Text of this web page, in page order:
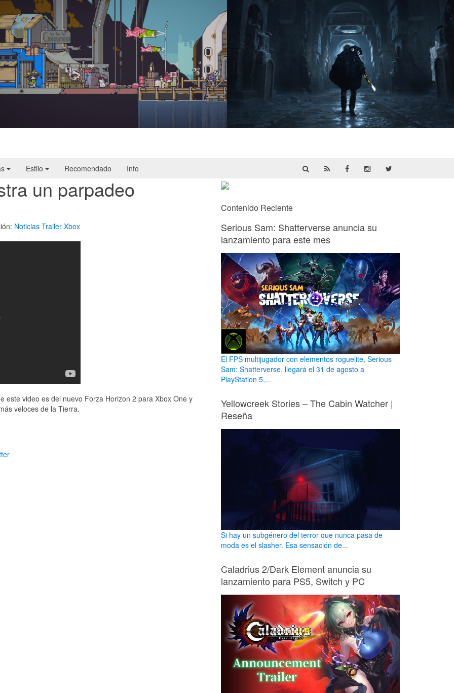
Estilo Recomendado Info
un parpadeo
Noticias Trailer Xbox
este video es del nuevo Forza Horizon 2 para Xbox One y
veloces de la Tierra.
Contenido Reciente
Serious Sam: Shatterverse anuncia su
lanzamiento para este mes
El FPS multijugador con elementos roguelite, Serious
Sam: Shatterverse, llegará el 31 de agosto a
PlayStation 5,...
Yellowcreek Stories – The Cabin Watcher |
Reseña
Si hay un subgénero del terror que nunca pasa de
moda es el slasher. Esa sensación de...
Caladrius 2/Dark Element anuncia su
lanzamiento para PS5, Switch y PC